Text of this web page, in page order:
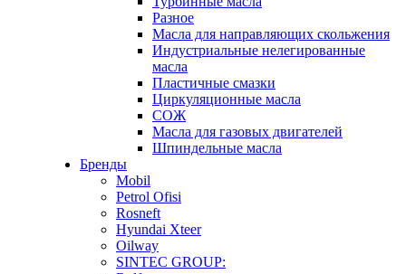
Разное
Масла для направляющих скольжения
Индустриальные нелегированные
масла
Пластичные смазки
Циркуляционные масла
СОЖ
Масла для газовых двигателей
Шпиндельные масла
Бренды
Mobil
Petrol Ofisi
Rosneft
Hyundai Xteer
Oilway
SINTEC GROUP: